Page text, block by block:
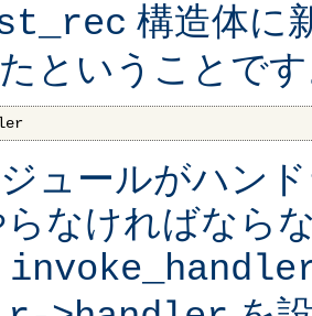
構造体に
ということで
ュールがハン
なければなら